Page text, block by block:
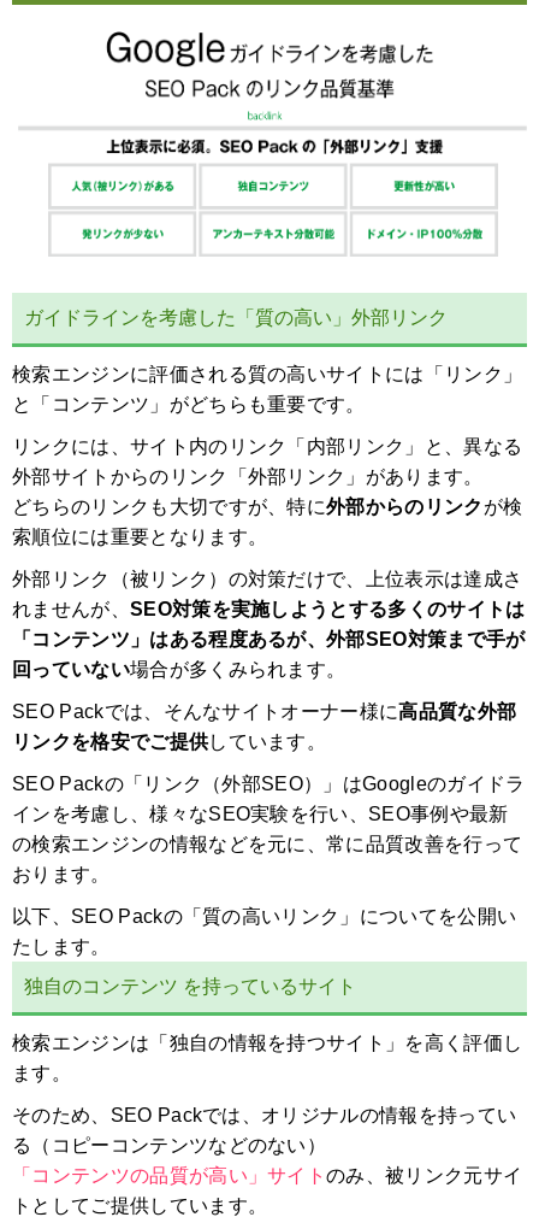
ガイドラインを考慮した「質の高い」外部リンク
検索エンジンに評価される質の高いサイトには「リンク」
と「コンテンツ」がどちらも重要です。
リンクには、サイト内のリンク「内部リンク」と、異なる
外部サイトからのリンク「外部リンク」があります。
どちらのリンクも大切ですが、特に外部からのリンク が検
索順位には重要となります。
外部リンク（被リンク）の対策だけで、上位表示は達成さ
れませんが、 SEO対策を実施しようとする多くのサイトは
「コンテンツ」はある程度あるが、外部SEO対策まで手が
回っていない場合が多くみられます。
SEO Packでは、そんなサイトオーナー様に高品質な外部
リンクを格安でご提供しています。
SEO Packの「リンク（外部SEO）」はGoogleのガイドラ
インを考慮し、様々なSEO実験を行い、SEO事例や最新
の検索エンジンの情報などを元に、常に品質改善を行って
おります。
以下、SEO Packの「質の高いリンク」についてを公開い
たします。
独自のコンテンツ を持っているサイト
検索エンジンは「独自の情報を持つサイト」を高く評価し
ます。
そのため、SEO Packでは、オリジナルの情報を持ってい
る（コピーコンテンツなどのない）
「コンテンツの品質が高い」サイトのみ、被リンク元サイ
トとしてご提供しています。